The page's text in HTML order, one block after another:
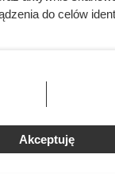
do celów
przycisk
dolnym rogu
danych nie
prawo sprzeciwić
będą miały
Akceptuję